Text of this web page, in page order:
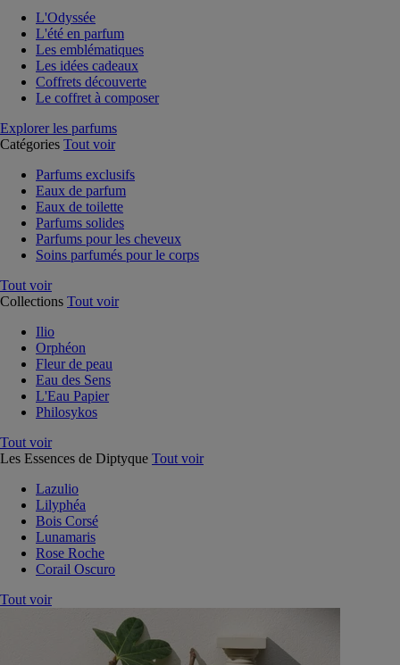
L'Odyssée
L'été en parfum
Les emblématiques
Les idées cadeaux
Coffrets découverte
Le coffret à composer
Explorer les parfums
Catégories Tout voir
Parfums exclusifs
Eaux de parfum
Eaux de toilette
Parfums solides
Parfums pour les cheveux
Soins parfumés pour le corps
Tout voir
Collections Tout voir
Ilio
Orphéon
Fleur de peau
Eau des Sens
L'Eau Papier
Philosykos
Tout voir
Les Essences de Diptyque Tout voir
Lazulio
Lilyphéa
Bois Corsé
Lunamaris
Rose Roche
Corail Oscuro
Tout voir